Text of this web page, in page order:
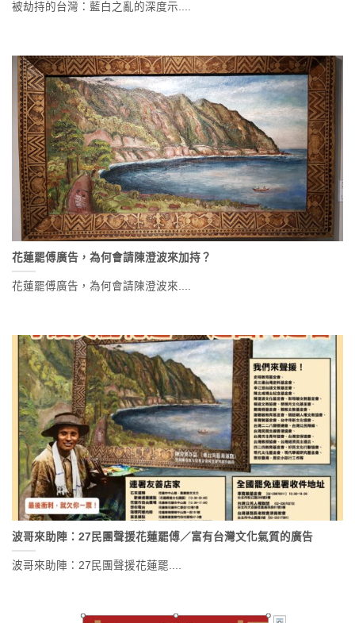
被劫持的台灣：藍白之亂的深度示....
花蓮罷傅廣告，為何會請陳澄波來加持？
花蓮罷傅廣告，為何會請陳澄波來....
波哥來助陣：27民團聲援花蓮罷傅／富有台灣文化氣質的廣告
波哥來助陣：27民團聲援花蓮罷....